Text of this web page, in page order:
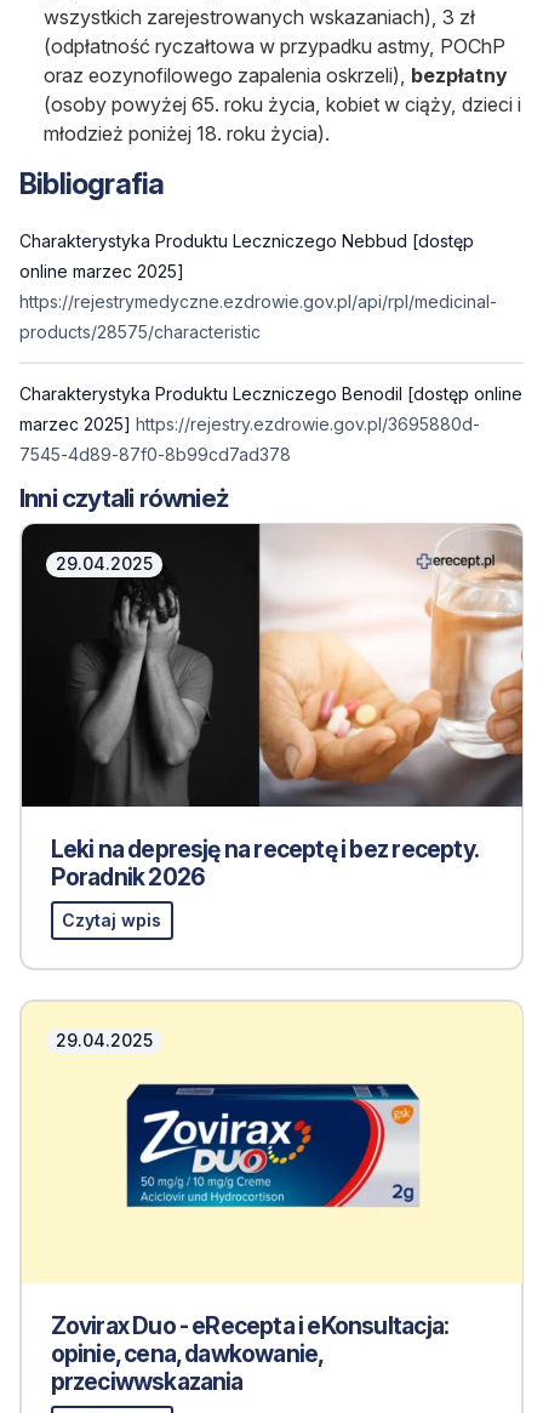
wszystkich zarejestrowanych wskazaniach), 3 zł
(odpłatność ryczałtowa w przypadku astmy, POChP
oraz eozynofilowego zapalenia oskrzeli), bezpłatny
(osoby powyżej 65. roku życia, kobiet w ciąży, dzieci i
młodzież poniżej 18. roku życia).
Bibliografia
Charakterystyka Produktu Leczniczego Nebbud [dostęp
online marzec 2025]
https://rejestrymedyczne.ezdrowie.gov.pl/api/rpl/medicinal-
products/28575/characteristic
Charakterystyka Produktu Leczniczego Benodil [dostęp online
marzec 2025] https://rejestry.ezdrowie.gov.pl/3695880d-
7545-4d89-87f0-8b99cd7ad378
Inni czytali również
29.04.2025
Leki na depresję na receptę i bez recepty.
Poradnik 2026
Czytaj wpis
29.04.2025
Zovirax Duo - eRecepta i eKonsultacja:
opinie, cena, dawkowanie,
przeciwwskazania